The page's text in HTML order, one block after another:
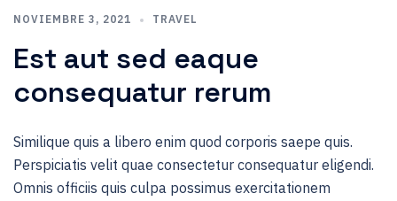
NOVIEMBRE 3, 2021 TRAVEL
Est aut sed eaque
consequatur rerum
Similique quis a libero enim quod corporis saepe quis.
Perspiciatis velit quae consectetur consequatur eligendi.
Omnis officiis quis culpa possimus exercitationem